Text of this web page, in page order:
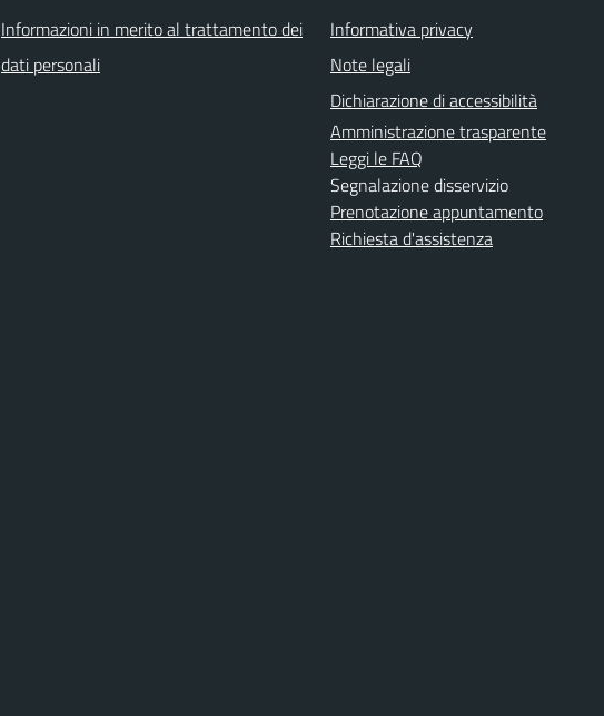
Informazioni in merito al trattamento dei
dati personali
Informativa privacy
Note legali
Dichiarazione di accessibilità
Amministrazione trasparente
Leggi le FAQ
Segnalazione disservizio
Prenotazione appuntamento
Richiesta d'assistenza